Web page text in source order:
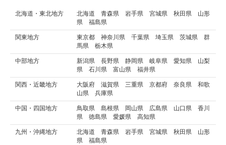
北海道・東北地方
北海道 青森県 岩手県 宮城県 秋田県 山形
県 福島県
関東地方
東京都 神奈川県 千葉県 埼玉県 茨城県 群
馬県 栃木県
中部地方
新潟県 長野県 静岡県 岐阜県 愛知県 山梨
県 石川県 富山県 福井県
関西・近畿地方
大阪府 滋賀県 三重県 京都府 奈良県 和歌
山県 兵庫県
中国・四国地方
鳥取県 島根県 岡山県 広島県 山口県 香川
県 徳島県 愛媛県 高知県
九州・沖縄地方
北海道 青森県 岩手県 宮城県 秋田県 山形
県 福島県